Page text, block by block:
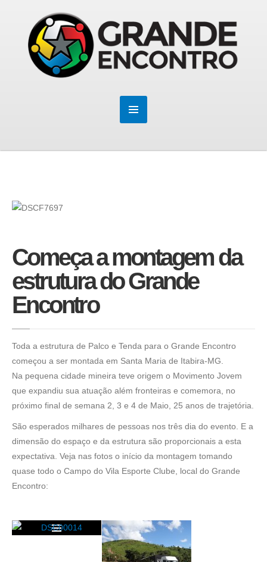
Começa a montagem da
estrutura do Grande
Encontro
Toda a estrutura de Palco e Tenda para o Grande Encontro
começou a ser montada em Santa Maria de Itabira-MG.
Na pequena cidade mineira teve origem o Movimento Jovem
que expandiu sua atuação além fronteiras e comemora, no
próximo final de semana 2, 3 e 4 de Maio, 25 anos de trajetória.
São esperados milhares de pessoas nos três dia do evento. E a
dimensão do espaço e da estrutura são proporcionais a esta
expectativa. Veja nas fotos o início da montagem tomando
quase todo o Campo do Vila Esporte Clube, local do Grande
Encontro: